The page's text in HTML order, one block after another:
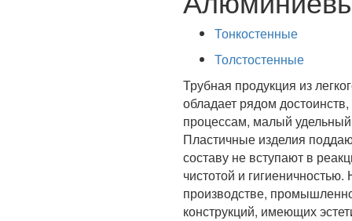
Тонкостенные
Толстостенные
Трубная продукция из
обладает рядом
процессам, малый
Пластичные изделия
составу не вступают в
чистотой и
производстве,
конструкций, имеющих